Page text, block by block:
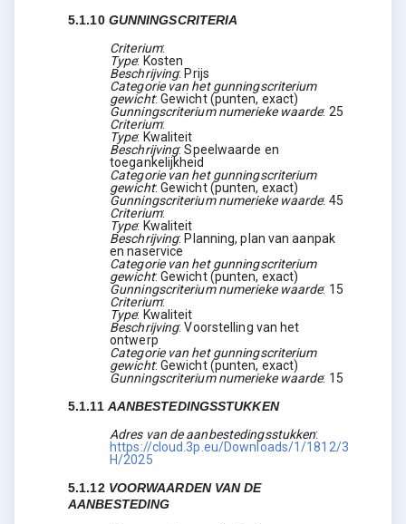
5.1.10 GUNNINGSCRITERIA
Criterium:
Type: Kosten
Beschrijving: Prijs
Categorie van het gunningscriterium
gewicht: Gewicht (punten, exact)
Gunningscriterium numerieke waarde: 25
Criterium:
Type: Kwaliteit
Beschrijving:Speelwaarde en
toegankelijkheid
Categorie van het gunningscriterium
gewicht: Gewicht (punten, exact)
Gunningscriterium numerieke waarde: 45
Criterium:
Type: Kwaliteit
Beschrijving: Planning, plan van aanpak
en naservice
Categorie van het gunningscriterium
gewicht: Gewicht (punten, exact)
Gunningscriterium numerieke waarde: 15
Criterium:
Type: Kwaliteit
Beschrijving:Voorstelling van het
ontwerp
Categorie van het gunningscriterium
gewicht: Gewicht (punten, exact)
Gunningscriterium numerieke waarde: 15
5.1.11 AANBESTEDINGSSTUKKEN
Adres van de aanbestedingsstukken:
https://cloud.3p.eu/Downloads/1/1812/3
H/2025
5.1.12 VOORWAARDEN VAN DE
AANBESTEDING